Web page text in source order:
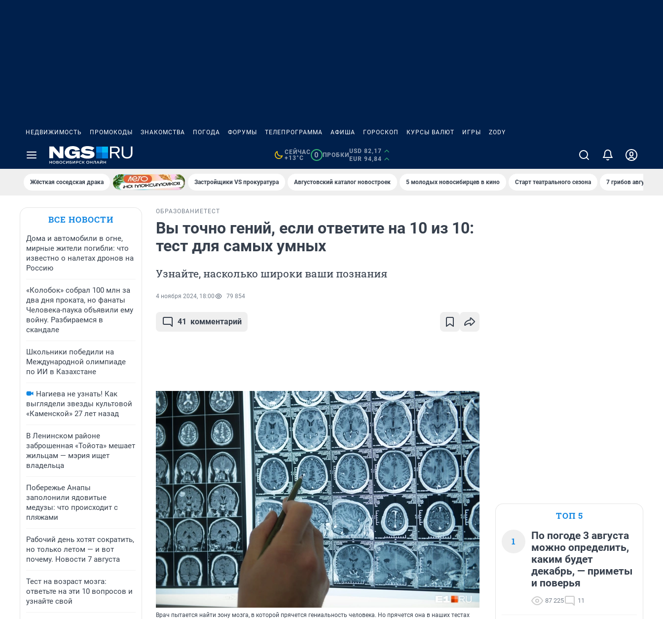
НЕДВИЖИМОСТЬ ПРОМОКОДЫ ЗНАКОМСТВА ПОГОДА ФОРУМЫ ТЕЛЕПРОГРАММА АФИША ГОРОСКОП КУРСЫ ВАЛЮТ ИГРЫ ZODY
СЕЙЧАС
+13°C
0 ПРОБКИ
USD 82,17
EUR 94,84
Жёсткая соседская драка Застройщики VS прокуратура Августовский каталог новостроек 5 молодых новосибирцев в кино Старт театрального сезона 7 грибов августа
ВСЕ НОВОСТИ
Дома и автомобили в огне,
мирные жители погибли: что
известно о налетах дронов на
Россию
«Колобок» собрал 100 млн за
два дня проката, но фанаты
Человека-паука объявили ему
войну. Разбираемся в
скандале
Школьники победили на
Международной олимпиаде
по ИИ в Казахстане
Нагиева не узнать! Как
выглядели звезды культовой
«Каменской» 27 лет назад
В Ленинском районе
заброшенная «Тойота» мешает
жильцам — мэрия ищет
владельца
Побережье Анапы
заполонили ядовитые
медузы: что происходит с
пляжами
Рабочий день хотят сократить,
но только летом — и вот
почему. Новости 7 августа
Тест на возраст мозга:
ответьте на эти 10 вопросов и
узнайте свой
ОБРАЗОВАНИЕТЕСТ
Вы точно гений, если ответите на 10 из 10:
тест для самых умных
Узнайте, насколько широки ваши познания
4 ноября 2024, 18:00 79 854
41 комментарий
Врач пытается найти зону мозга, в которой прячется гениальность человека. Но прячется она в наших тестах
ТОП 5
1
По погоде 3 августа
можно определить,
каким будет
декабрь, — приметы
и поверья
87 225 11